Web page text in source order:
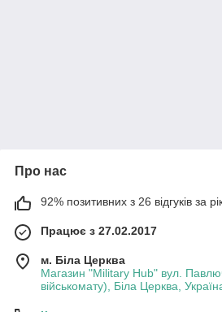
Про нас
92% позитивних з 26 відгуків за
Працює з 27.02.2017
м. Біла Церква
Магазин "Military Hub" вул.
військомату), Біла Церква,